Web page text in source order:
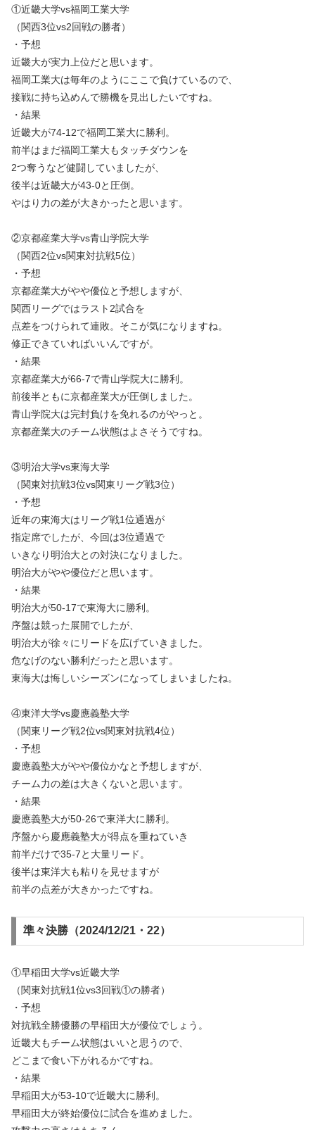
①近畿大学vs福岡工業大学
（関西3位vs2回戦の勝者）
・予想
近畿大が実力上位だと思います。
福岡工業大は毎年のようにここで負けているので、
接戦に持ち込めんで勝機を見出したいですね。
・結果
近畿大が74-12で福岡工業大に勝利。
前半はまだ福岡工業大もタッチダウンを
2つ奪うなど健闘していましたが、
後半は近畿大が43-0と圧倒。
やはり力の差が大きかったと思います。
②京都産業大学vs青山学院大学
（関西2位vs関東対抗戦5位）
・予想
京都産業大がやや優位と予想しますが、
関西リーグではラスト2試合を
点差をつけられて連敗。そこが気になりますね。
修正できていればいいんですが。
・結果
京都産業大が66-7で青山学院大に勝利。
前後半ともに京都産業大が圧倒しました。
青山学院大は完封負けを免れるのがやっと。
京都産業大のチーム状態はよさそうですね。
③明治大学vs東海大学
（関東対抗戦3位vs関東リーグ戦3位）
・予想
近年の東海大はリーグ戦1位通過が
指定席でしたが、今回は3位通過で
いきなり明治大との対決になりました。
明治大がやや優位だと思います。
・結果
明治大が50-17で東海大に勝利。
序盤は競った展開でしたが、
明治大が徐々にリードを広げていきました。
危なげのない勝利だったと思います。
東海大は悔しいシーズンになってしまいましたね。
④東洋大学vs慶應義塾大学
（関東リーグ戦2位vs関東対抗戦4位）
・予想
慶應義塾大がやや優位かなと予想しますが、
チーム力の差は大きくないと思います。
・結果
慶應義塾大が50-26で東洋大に勝利。
序盤から慶應義塾大が得点を重ねていき
前半だけで35-7と大量リード。
後半は東洋大も粘りを見せますが
前半の点差が大きかったですね。
準々決勝（2024/12/21・22）
①早稲田大学vs近畿大学
（関東対抗戦1位vs3回戦①の勝者）
・予想
対抗戦全勝優勝の早稲田大が優位でしょう。
近畿大もチーム状態はいいと思うので、
どこまで食い下がれるかですね。
・結果
早稲田大が53-10で近畿大に勝利。
早稲田大が終始優位に試合を進めました。